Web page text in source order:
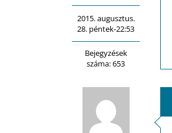
2015. augusztus.
28. péntek-22:53
Bejegyzések
száma: 653